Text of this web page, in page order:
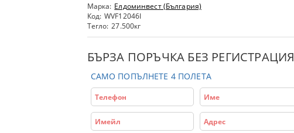
Марка: Елдоминвест (България)
Код: WVF12046I
Тегло: 27.500кг
БЪРЗА ПОРЪЧКА БЕЗ РЕГИСТРАЦИЯ
САМО ПОПЪЛНЕТЕ 4 ПОЛЕТА